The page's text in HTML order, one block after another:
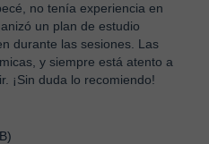
no tenía experiencia en
un plan de estudio
durante las sesiones. Las
y siempre está atento a
¡Sin duda lo recomiendo!